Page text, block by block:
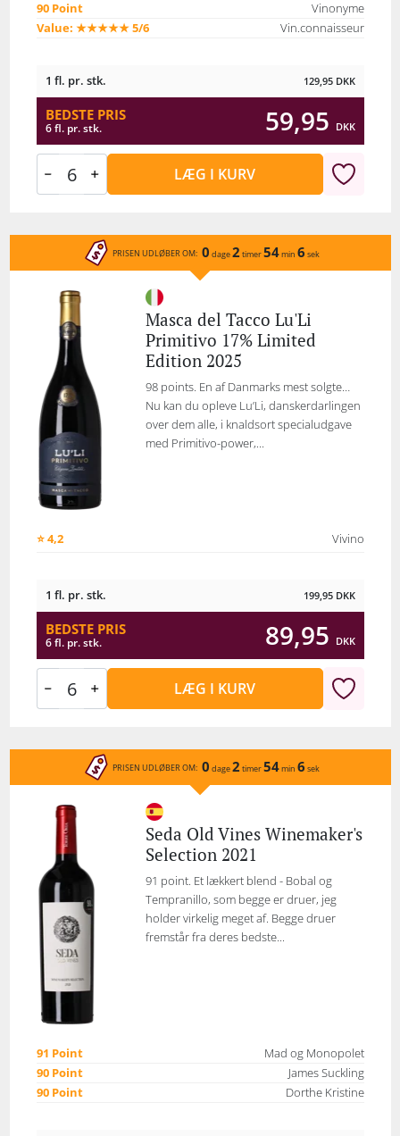
90 Point
Vinonyme
Value: ★★★★★ 5/6
Vin.connaisseur
1 fl. pr. stk. 129,95 DKK
BEDSTE PRIS
6 fl. pr. stk. 59,95 DKK
LÆG I KURV
PRISEN UDLØBER OM: 0 dage2 timer54min 6 sek
Masca del Tacco Lu'Li
Primitivo 17% Limited
Edition 2025
98 points. En af Danmarks mest solgte…
Nu kan du opleve Lu’Li, danskerdarlingen
over dem alle, i knaldsort specialudgave
med Primitivo-power,...
⭐ 4,2 Vivino
1 fl. pr. stk. 199,95 DKK
BEDSTE PRIS
6 fl. pr. stk. 89,95 DKK
LÆG I KURV
PRISEN UDLØBER OM: 0 dage2 timer54min 6 sek
Seda Old Vines Winemaker's
Selection 2021
91 point. Et lækkert blend - Bobal og
Tempranillo, som begge er druer, jeg
holder virkelig meget af. Begge druer
fremstår fra deres bedste...
91 Point
Mad og Monopolet
90 Point
James Suckling
90 Point
Dorthe Kristine